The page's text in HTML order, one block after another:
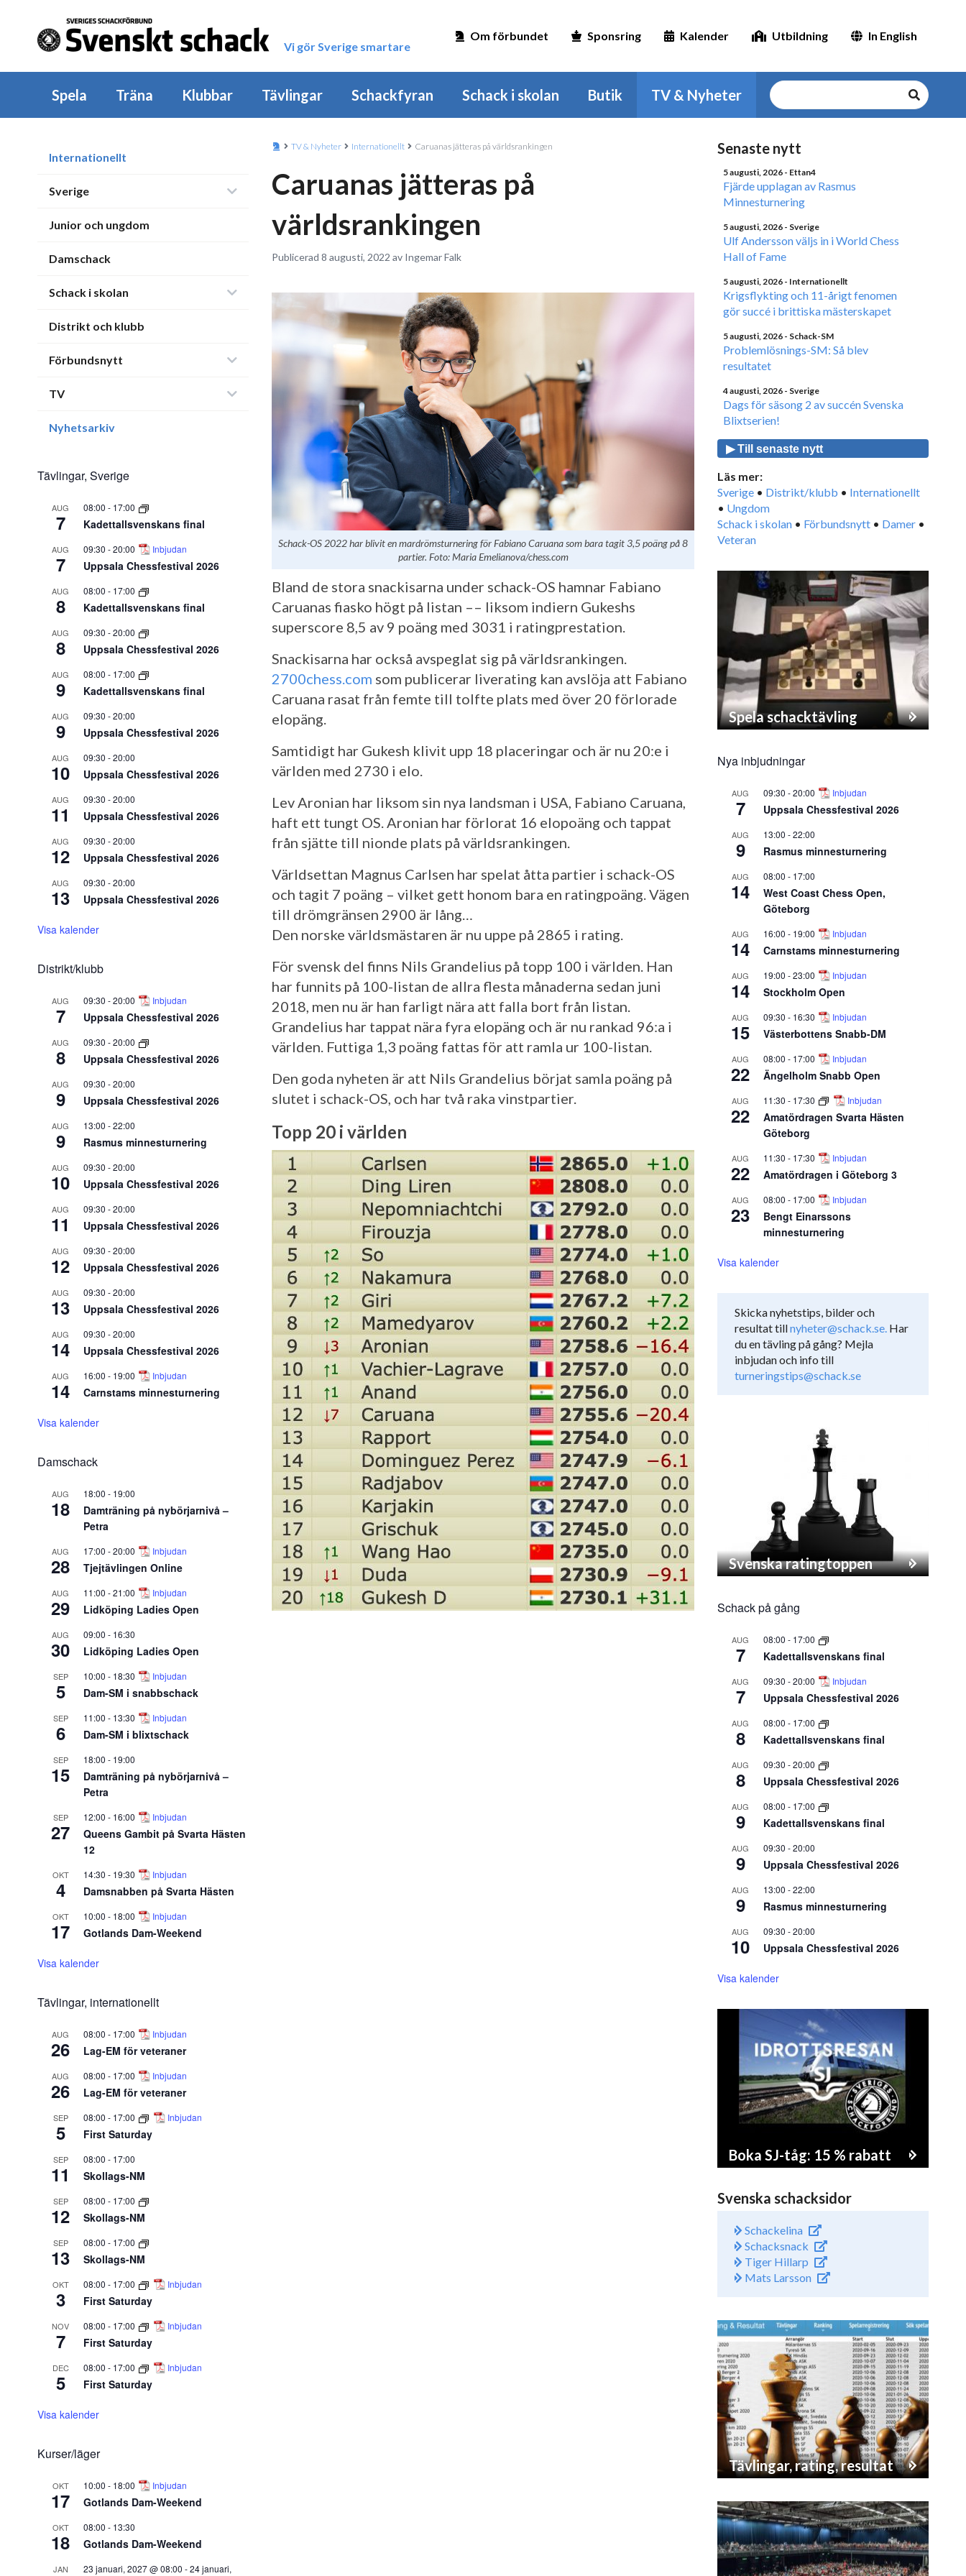
Vi gör Sverige smartare
Om förbundet Sponsring Kalender Utbildning In English
Spela Träna Klubbar Tävlingar Schackfyran Schack i skolan Butik TV & Nyheter
Internationellt
Sverige
Junior och ungdom
Damschack
Schack i skolan
Distrikt och klubb
Förbundsnytt
TV
Nyhetsarkiv
Tävlingar, Sverige
AUG
7
08:00 - 17:00
Kadettallsvenskans final
AUG
7
09:30 -20:00 Inbjudan
Uppsala Chessfestival 2026
AUG
8
08:00 - 17:00
Kadettallsvenskans final
AUG
8
09:30 -20:00
Uppsala Chessfestival 2026
AUG
9
08:00 - 17:00
Kadettallsvenskans final
AUG
9
09:30 -20:00
Uppsala Chessfestival 2026
AUG
10
09:30 -20:00
Uppsala Chessfestival 2026
AUG
11
09:30 -20:00
Uppsala Chessfestival 2026
AUG
12
09:30 -20:00
Uppsala Chessfestival 2026
AUG
13
09:30 -20:00
Uppsala Chessfestival 2026
Visa kalender
Distrikt/klubb
AUG
7
09:30 -20:00 Inbjudan
Uppsala Chessfestival 2026
AUG
8
09:30 -20:00
Uppsala Chessfestival 2026
AUG
9
09:30 -20:00
Uppsala Chessfestival 2026
AUG
9
13:00 -22:00
Rasmus minnesturnering
AUG
10
09:30 -20:00
Uppsala Chessfestival 2026
AUG
11
09:30 -20:00
Uppsala Chessfestival 2026
AUG
12
09:30 -20:00
Uppsala Chessfestival 2026
AUG
13
09:30 -20:00
Uppsala Chessfestival 2026
AUG
14
09:30 -20:00
Uppsala Chessfestival 2026
AUG
14
16:00 - 19:00 Inbjudan
Carnstams minnesturnering
Visa kalender
Damschack
AUG
18
18:00 - 19:00
Damträning på nybörjarnivå –
Petra
AUG
28
17:00 -20:00 Inbjudan
Tjejtävlingen Online
AUG
29
11:00 -21:00 Inbjudan
Lidköping Ladies Open
AUG
30
09:00 - 16:30
Lidköping Ladies Open
SEP
5
10:00 - 18:30 Inbjudan
Dam-SM i snabbschack
SEP
6
11:00 - 13:30 Inbjudan
Dam-SM i blixtschack
SEP
15
18:00 - 19:00
Damträning på nybörjarnivå –
Petra
SEP
27
12:00 - 16:00 Inbjudan
Queens Gambit på Svarta Hästen
12
OKT
4
14:30 - 19:30 Inbjudan
Damsnabben på Svarta Hästen
OKT
17
10:00 - 18:00 Inbjudan
Gotlands Dam-Weekend
Visa kalender
Tävlingar, internationellt
AUG
26
08:00 - 17:00 Inbjudan
Lag-EM för veteraner
AUG
26
08:00 - 17:00 Inbjudan
Lag-EM för veteraner
SEP
5
08:00 - 17:00 Inbjudan
First Saturday
SEP
11
08:00 - 17:00
Skollags-NM
SEP
12
08:00 - 17:00
Skollags-NM
SEP
13
08:00 - 17:00
Skollags-NM
OKT
3
08:00 - 17:00 Inbjudan
First Saturday
NOV
7
08:00 - 17:00 Inbjudan
First Saturday
DEC
5
08:00 - 17:00 Inbjudan
First Saturday
Visa kalender
Kurser/läger
OKT
17
10:00 - 18:00 Inbjudan
Gotlands Dam-Weekend
OKT
18
08:00 - 13:30
Gotlands Dam-Weekend
JAN 23 januari, 2027 @ 08:00 -24 januari,
TV & Nyheter Internationellt Caruanas jätteras på världsrankingen
Caruanas jätteras på
världsrankingen
Publicerad 8 augusti, 2022 av Ingemar Falk
Schack-OS 2022 har blivit en mardrömsturnering för Fabiano Caruana som bara tagit 3,5 poäng på 8
partier. Foto: Maria Emelianova/chess.com
Bland de stora snackisarna under schack-OS hamnar Fabiano
Caruanas fiasko högt på listan –– liksom indiern Gukeshs
superscore 8,5 av 9 poäng med 3031 i ratingprestation.
Snackisarna har också avspeglat sig på världsrankingen.
2700chess.com som publicerar liverating kan avslöja att Fabiano
Caruana rasat från femte till tolfte plats med över 20 förlorade
elopäng.
Samtidigt har Gukesh klivit upp 18 placeringar och är nu 20:e i
världen med 2730 i elo.
Lev Aronian har liksom sin nya landsman i USA, Fabiano Caruana,
haft ett tungt OS. Aronian har förlorat 16 elopoäng och tappat
från sjätte till nionde plats på världsrankingen.
Världsettan Magnus Carlsen har spelat åtta partier i schack-OS
och tagit 7 poäng – vilket gett honom bara en ratingpoäng. Vägen
till drömgränsen 2900 är lång…
Den norske världsmästaren är nu uppe på 2865 i rating.
För svensk del finns Nils Grandelius på topp 100 i världen. Han
har funnits på 100-listan de allra flesta månaderna sedan juni
2018, men nu är han farligt nära att falla bort från listan.
Grandelius har tappat nära fyra elopäng och är nu rankad 96:a i
världen. Futtiga 1,3 poäng fattas för att ramla ur 100-listan.
Den goda nyheten är att Nils Grandelius börjat samla poäng på
slutet i schack-OS, och har två raka vinstpartier.
Topp 20 i världen
Senaste nytt
5 augusti, 2026 - Ettan4
Fjärde upplagan av Rasmus
Minnesturnering
5 augusti, 2026 - Sverige
Ulf Andersson väljs in i World Chess
Hall of Fame
5 augusti, 2026 - Internationellt
Krigsflykting och 11-årigt fenomen
gör succé i brittiska mästerskapet
5 augusti, 2026 - Schack-SM
Problemlösnings-SM: Så blev
resultatet
4 augusti, 2026 - Sverige
Dags för säsong 2 av succén Svenska
Blixtserien!
▶ Till senaste nytt
Läs mer:
Sverige • Distrikt/klubb • Internationellt
• Ungdom
Schack i skolan • Förbundsnytt • Damer •
Veteran
Spela schacktävling
Nya inbjudningar
AUG
7
09:30 -20:00 Inbjudan
Uppsala Chessfestival 2026
AUG
9
13:00 -22:00
Rasmus minnesturnering
AUG
14
08:00 - 17:00
West Coast Chess Open,
Göteborg
AUG
14
16:00 - 19:00 Inbjudan
Carnstams minnesturnering
AUG
14
19:00 -23:00 Inbjudan
Stockholm Open
AUG
15
09:30 - 16:30 Inbjudan
Västerbottens Snabb-DM
AUG
22
08:00 - 17:00 Inbjudan
Ängelholm Snabb Open
AUG
22
11:30 - 17:30 Inbjudan
Amatördragen Svarta Hästen
Göteborg
AUG
22
11:30 - 17:30 Inbjudan
Amatördragen i Göteborg 3
AUG
23
08:00 - 17:00 Inbjudan
Bengt Einarssons
minnesturnering
Visa kalender
Skicka nyhetstips, bilder och
resultat tillnyheter@schack.se. Har
du en tävling på gång? Mejla
inbjudan och info till
turneringstips@schack.se
Svenska ratingtoppen
Schack på gång
AUG
7
08:00 - 17:00
Kadettallsvenskans final
AUG
7
09:30 -20:00 Inbjudan
Uppsala Chessfestival 2026
AUG
8
08:00 - 17:00
Kadettallsvenskans final
AUG
8
09:30 -20:00
Uppsala Chessfestival 2026
AUG
9
08:00 - 17:00
Kadettallsvenskans final
AUG
9
09:30 -20:00
Uppsala Chessfestival 2026
AUG
9
13:00 -22:00
Rasmus minnesturnering
AUG
10
09:30 -20:00
Uppsala Chessfestival 2026
Visa kalender
Boka SJ-tåg: 15 % rabatt
Svenska schacksidor
Schackelina
Schacksnack
Tiger Hillarp
Mats Larsson
Tävlingar, rating, resultat